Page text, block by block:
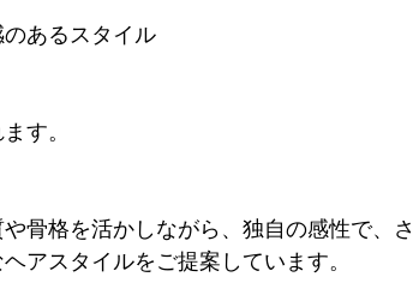
あるスタイル
す。
骨格を活かしながら、独自の感性で、
アスタイルをご提案しています。